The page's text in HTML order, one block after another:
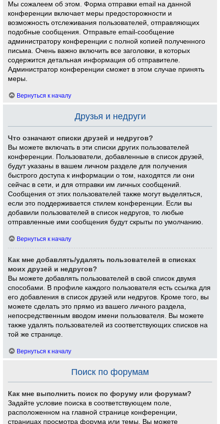
Мы сожалеем об этом. Форма отправки email на данной
конференции включает меры предосторожности и
возможность отслеживания пользователей, отправляющих
подобные сообщения. Отправьте email-сообщение
администратору конференции с полной копией полученного
письма. Очень важно включить все заголовки, в которых
содержится детальная информация об отправителе.
Администратор конференции сможет в этом случае принять
меры.
Вернуться к началу
Друзья и недруги
Что означают списки друзей и недругов?
Вы можете включать в эти списки других пользователей
конференции. Пользователи, добавленные в список друзей,
будут указаны в вашем личном разделе для получения
быстрого доступа к информации о том, находятся ли они
сейчас в сети, и для отправки им личных сообщений.
Сообщения от этих пользователей также могут выделяться,
если это поддерживается стилем конференции. Если вы
добавили пользователей в список недругов, то любые
отправленные ими сообщения будут скрыты по умолчанию.
Вернуться к началу
Как мне добавлять/удалять пользователей в списках
моих друзей и недругов?
Вы можете добавлять пользователей в свой список двумя
способами. В профиле каждого пользователя есть ссылка для
его добавления в список друзей или недругов. Кроме того, вы
можете сделать это прямо из вашего личного раздела,
непосредственным вводом имени пользователя. Вы можете
также удалять пользователей из соответствующих списков на
той же странице.
Вернуться к началу
Поиск по форумам
Как мне выполнить поиск по форуму или форумам?
Задайте условие поиска в соответствующем поле,
расположенном на главной странице конференции,
страницах просмотра форума или темы. Вы можете